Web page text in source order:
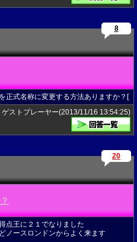
8
正式名称に変更する方法ありますか？[
ゲストプレーヤー(2013/11/16 13:54:25)
20
点王に２１でなりました
ノースロンドンからよく来ます